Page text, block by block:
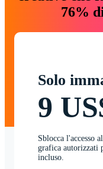
76%
Solo
9
Sblocca l'accesso
grafica autorizzati
incluso.